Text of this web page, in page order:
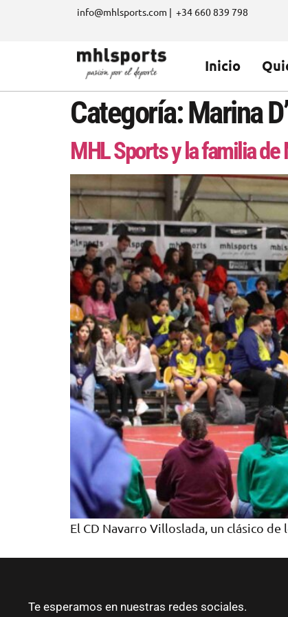
info@mhlsports.com | +34 660 839 798
Inicio
Categoría:Marina
MHL Sports y la familia de
El CD Navarro Villoslada, un clásico de
Te esperamos en nuestras redes sociales.